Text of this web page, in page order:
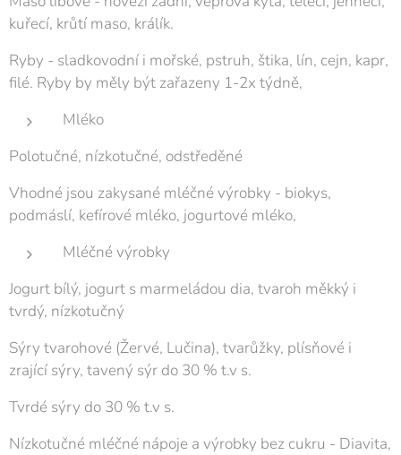
kuřecí, krůtí maso, králík.
Ryby - sladkovodní i mořské, pstruh, štika, lín, cejn, kapr,
filé. Ryby by měly být zařazeny 1-2x týdně,
Mléko
Polotučné, nízkotučné, odstředěné
Vhodné jsou zakysané mléčné výrobky - biokys,
podmáslí, kefírové mléko, jogurtové mléko,
Mléčné výrobky
Jogurt bílý, jogurt s marmeládou dia, tvaroh měkký i
tvrdý, nízkotučný
Sýry tvarohové (Žervé, Lučina), tvarůžky, plísňové i
zrající sýry, tavený sýr do 30 % t.v s.
Tvrdé sýry do 30 % t.v s.
Nízkotučné mléčné nápoje a výrobky bez cukru - Diavita,